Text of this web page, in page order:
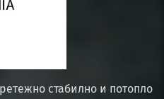
стабилно и потопло